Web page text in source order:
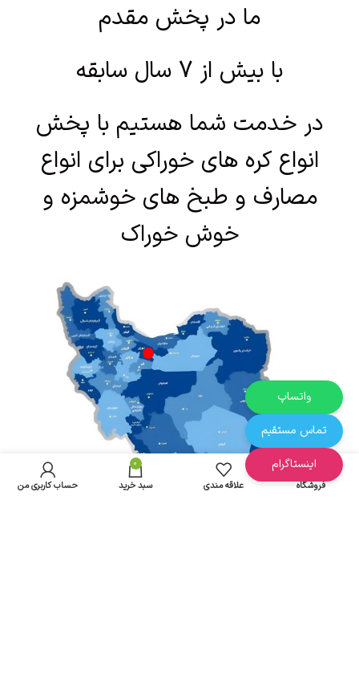
ما در پخش مقدم
با بیش از 7 سال سابقه
در خدمت شما هستیم با پخش
انواع کره های خوراکی برای انواع
مصارف و طبخ های خوشمزه و
خوش خوراک
فروشگاه علاقه مندی
0
سبد خرید حساب کاربری من
واتساپ
تماس مستقیم
اینستاگرام